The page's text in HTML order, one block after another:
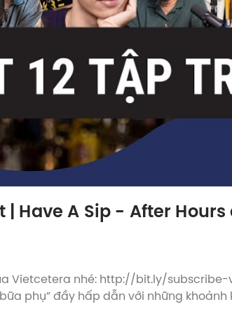
| Have A Sip - After
bit.ly/subscribe-vietcetera Nếu nói 12 tập
phụ” đầy hấp dẫn với những